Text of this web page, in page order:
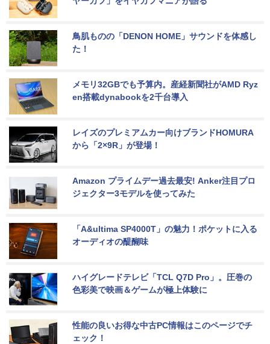
鳥肌ものの「DENON HOME」サウンドを体感し
た！
メモリ32GBでも予算内。産経新聞社がAMD Ryz
en搭載dynabookを2千台導入
レイズのプレミアムカー向けブランドHOMURA
から「2×9R」が登場！
Amazon プライムデー過去最安! Anker注目プロ
ジェクター3モデルを使ってみた
「A&ultima SP4000T」の魅力！ポケットに入る
オーディオの醍醐味
ハイグレードテレビ「TCL Q7D Pro」。圧巻の
色彩美で映画＆ゲームが極上体験に
性能の良いお得な中古PC情報はこのページでチ
ェック！